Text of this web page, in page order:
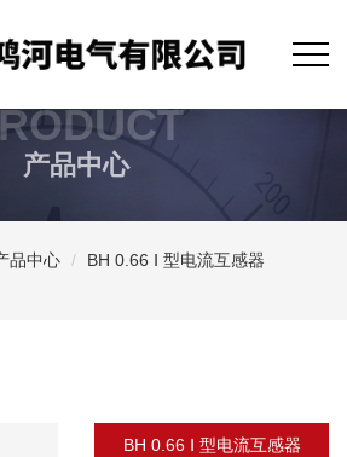
产品中心
品中心
BH 0.66 Ⅰ 型电流互感器
BH 0.66 Ⅰ 型电流互感器